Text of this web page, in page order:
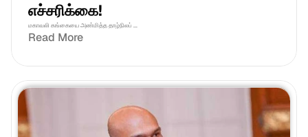
எச்சரிக்கை!
மகாவலி கங்கையை அண்மித்த தாழ்நிலப் ...
Read More